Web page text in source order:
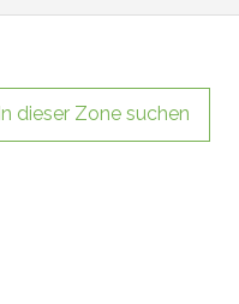
In dieser Zone suchen